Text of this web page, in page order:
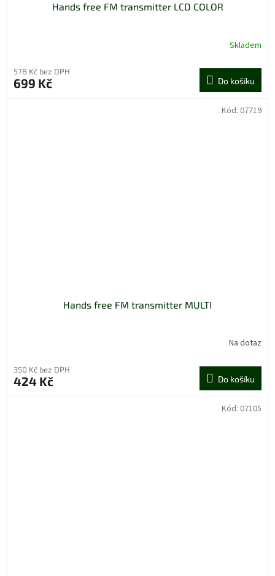
Hands free FM transmitter LCD COLOR
Skladem
578 Kč bez DPH
699 Kč Do košíku
Hands free FM transmitter MULTI
Na dotaz
350 Kč bez DPH
424 Kč Do košíku
Kód: 07719
Kód: 07105